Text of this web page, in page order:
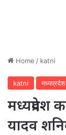
Home / katni
katni मध्यप्रदेश
मध्यप्रदेश
यादव